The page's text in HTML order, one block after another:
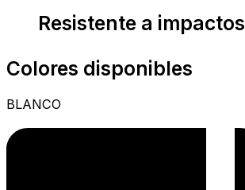
Resistente a impactos
Colores disponibles
BLANCO